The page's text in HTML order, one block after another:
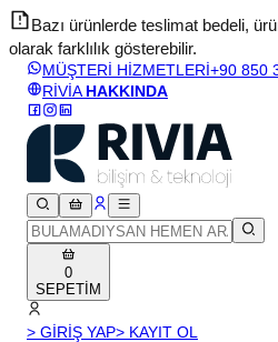
Bazı ürünlerde teslimat bedeli,
olarak farklılık gösterebilir.
MÜŞTERİ HİZMETLERİ+90 850
RİVİA HAKKINDA
0
SEPETİM
> GİRİŞ YAP> KAYIT OL